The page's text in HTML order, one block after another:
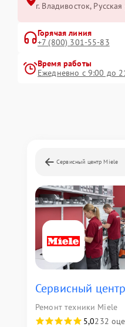
г. Владивосток,
Горячая линия
+7 (800) 301-55-83
Время работы
Ежедневно с 9:00 до
Сервисный центр Miele
Сервисный
Ремонт техники Miele
5,0232